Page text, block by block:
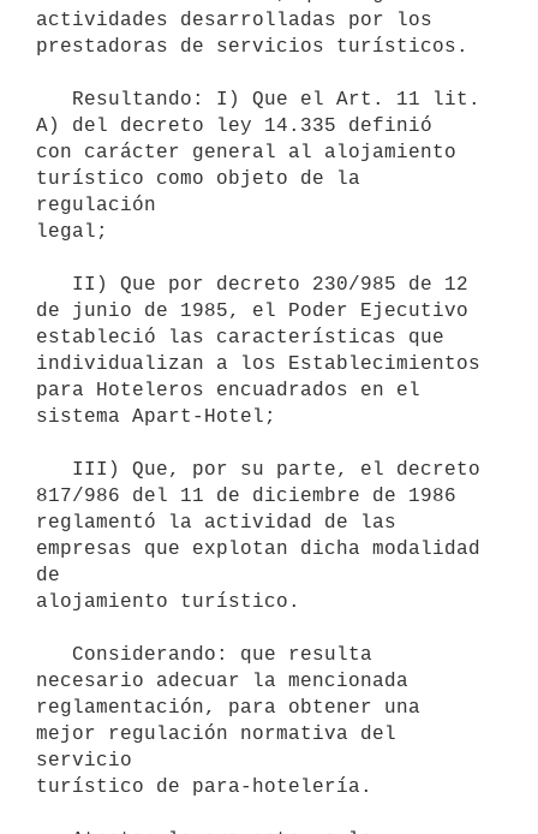
actividades desarrolladas por los
prestadoras de servicios turísticos.
A) del decreto ley 14.335 definió
con carácter general al alojamiento
turístico como objeto de la
regulación
legal;
de junio de 1985, el Poder Ejecutivo
estableció las características que
individualizan a los Establecimientos
para Hoteleros encuadrados en el
sistema Apart-Hotel;
817/986 del 11 de diciembre de 1986
reglamentó la actividad de las
empresas que explotan dicha modalidad
de
alojamiento turístico.
necesario adecuar la mencionada
reglamentación, para obtener una
mejor regulación normativa del
servicio
turístico de para-hotelería.